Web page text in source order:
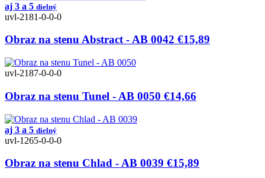
aj 3 a 5 dielný
uvl-2181-0-0-0
Obraz na stenu Abstract - AB 0042 €15,89
uvl-2187-0-0-0
Obraz na stenu Tunel - AB 0050 €14,66
aj 3 a 5 dielný
uvl-1265-0-0-0
Obraz na stenu Chlad - AB 0039 €15,89